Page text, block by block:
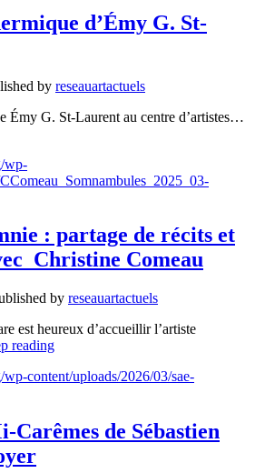
d’Émy G. St-
by reseauartactuels
Émy G. St-Laurent au centre d’artistes…
wp-
: partage de récits et
Christine Comeau
by reseauartactuels
est heureux d’accueillir l’artiste
reading
wp-content/uploads/2026/03/sae-
Carêmes de Sébastien